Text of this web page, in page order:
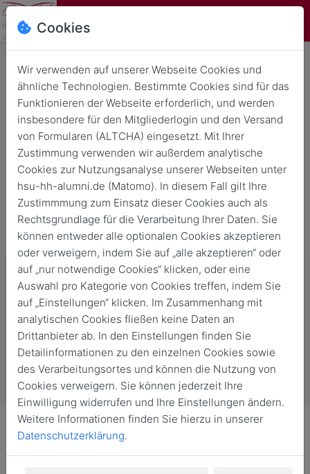
Lara Nehrke gewinnt Young
Professionals´ Award Logistics
2024
Zurück 28. Feb. 2024
Cookies
Wir verwenden auf unserer Webseite Cookies und
ähnliche Technologien. Bestimmte Cookies sind für das
Funktionieren der Webseite erforderlich, und werden
insbesondere für den Mitgliederlogin und den Versand
von Formularen (ALTCHA) eingesetzt. Mit Ihrer
Zustimmung verwenden wir außerdem analytische
Cookies zur Nutzungsanalyse unserer Webseiten unter
hsu-hh-alumni.de (Matomo). In diesem Fall gilt Ihre
Zustimmmung zum Einsatz dieser Cookies auch als
Rechtsgrundlage für die Verarbeitung Ihrer Daten. Sie
können entweder alle optionalen Cookies akzeptieren
oder verweigern, indem Sie auf „alle akzeptieren“ oder
auf „nur notwendige Cookies“ klicken, oder eine
Auswahl pro Kategorie von Cookies treffen, indem Sie
auf „Einstellungen“ klicken. Im Zusammenhang mit
analytischen Cookies fließen keine Daten an
Drittanbieter ab. In den Einstellungen finden Sie
Detailinformationen zu den einzelnen Cookies sowie
des Verarbeitungsortes und können die Nutzung von
Cookies verweigern. Sie können jederzeit Ihre
Einwilligung widerrufen und Ihre Einstellungen ändern.
Weitere Informationen finden Sie hierzu in unserer
Datenschutzerklärung.